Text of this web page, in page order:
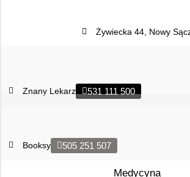
Żywiecka 44, Nowy
Znany Lekarz 531 111 500
Booksy 505 251 507
Medycyna